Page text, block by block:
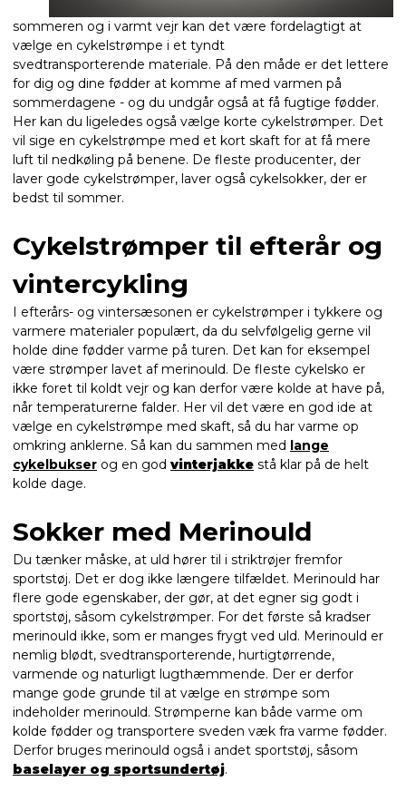
sommeren og i varmt vejr kan det være fordelagtigt at
vælge en cykelstrømpe i et tyndt
svedtransporterende materiale. På den måde er det lettere
for dig og dine fødder at komme af med varmen på
sommerdagene - og du undgår også at få fugtige fødder.
Her kan du ligeledes også vælge korte cykelstrømper. Det
vil sige en cykelstrømpe med et kort skaft for at få mere
luft til nedkøling på benene. De fleste producenter, der
laver gode cykelstrømper, laver også cykelsokker, der er
bedst til sommer.
Cykelstrømper til efterår og
vintercykling
I efterårs- og vintersæsonen er cykelstrømper i tykkere og
varmere materialer populært, da du selvfølgelig gerne vil
holde dine fødder varme på turen. Det kan for eksempel
være strømper lavet af merinould. De fleste cykelsko er
ikke foret til koldt vejr og kan derfor være kolde at have på,
når temperaturerne falder. Her vil det være en god ide at
vælge en cykelstrømpe med skaft, så du har varme op
omkring anklerne. Så kan du sammen med lange
cykelbukser og en god vinterjakke stå klar på de helt
kolde dage.
Sokker med Merinould
Du tænker måske, at uld hører til i striktrøjer fremfor
sportstøj. Det er dog ikke længere tilfældet. Merinould har
flere gode egenskaber, der gør, at det egner sig godt i
sportstøj, såsom cykelstrømper. For det første så kradser
merinould ikke, som er manges frygt ved uld. Merinould er
nemlig blødt, svedtransporterende, hurtigtørrende,
varmende og naturligt lugthæmmende. Der er derfor
mange gode grunde til at vælge en strømpe som
indeholder merinould. Strømperne kan både varme om
kolde fødder og transportere sveden væk fra varme fødder.
Derfor bruges merinould også i andet sportstøj, såsom
baselayer og sportsundertøj.